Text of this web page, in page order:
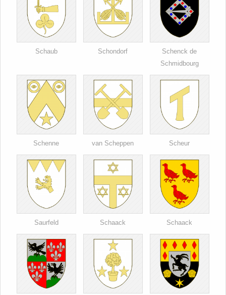
Schaub Schondorf
Schenck de
Schmidbourg
Schenne van Scheppen Scheur
Saurfeld Schaack Schaack